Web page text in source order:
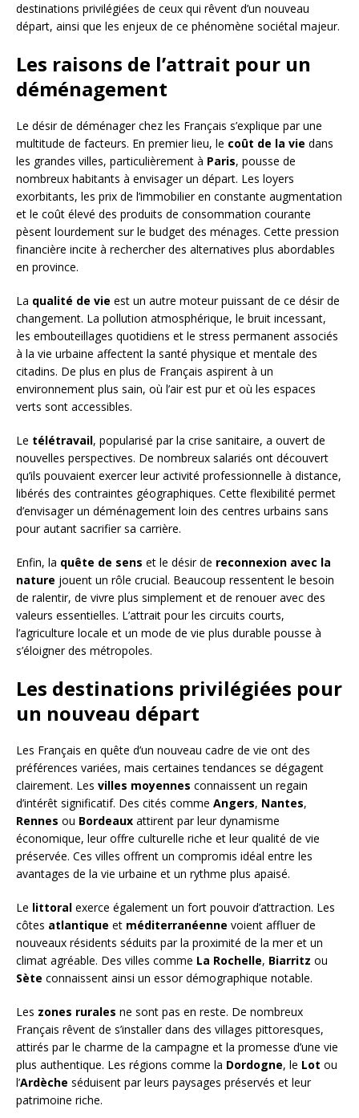
destinations privilégiées de ceux qui rêvent d’un nouveau
départ, ainsi que les enjeux de ce phénomène sociétal majeur.
Les raisons de l’attrait pour un
déménagement
Le désir de déménager chez les Français s’explique par une
multitude de facteurs. En premier lieu, le coût de la vie dans
les grandes villes, particulièrement à Paris, pousse de
nombreux habitants à envisager un départ. Les loyers
exorbitants, les prix de l’immobilier en constante augmentation
et le coût élevé des produits de consommation courante
pèsent lourdement sur le budget des ménages. Cette pression
financière incite à rechercher des alternatives plus abordables
en province.
La qualité de vie est un autre moteur puissant de ce désir de
changement. La pollution atmosphérique, le bruit incessant,
les embouteillages quotidiens et le stress permanent associés
à la vie urbaine affectent la santé physique et mentale des
citadins. De plus en plus de Français aspirent à un
environnement plus sain, où l’air est pur et où les espaces
verts sont accessibles.
Le télétravail, popularisé par la crise sanitaire, a ouvert de
nouvelles perspectives. De nombreux salariés ont découvert
qu’ils pouvaient exercer leur activité professionnelle à distance,
libérés des contraintes géographiques. Cette flexibilité permet
d’envisager un déménagement loin des centres urbains sans
pour autant sacrifier sa carrière.
Enfin, la quête de sens et le désir de reconnexion avec la
nature jouent un rôle crucial. Beaucoup ressentent le besoin
de ralentir, de vivre plus simplement et de renouer avec des
valeurs essentielles. L’attrait pour les circuits courts,
l’agriculture locale et un mode de vie plus durable pousse à
s’éloigner des métropoles.
Les destinations privilégiées pour
un nouveau départ
Les Français en quête d’un nouveau cadre de vie ont des
préférences variées, mais certaines tendances se dégagent
clairement. Les villes moyennes connaissent un regain
d’intérêt significatif. Des cités comme Angers, Nantes,
Rennes ou Bordeaux attirent par leur dynamisme
économique, leur offre culturelle riche et leur qualité de vie
préservée. Ces villes offrent un compromis idéal entre les
avantages de la vie urbaine et un rythme plus apaisé.
Le littoral exerce également un fort pouvoir d’attraction. Les
côtes atlantique et méditerranéenne voient affluer de
nouveaux résidents séduits par la proximité de la mer et un
climat agréable. Des villes comme La Rochelle, Biarritz ou
Sète connaissent ainsi un essor démographique notable.
Les zones rurales ne sont pas en reste. De nombreux
Français rêvent de s’installer dans des villages pittoresques,
attirés par le charme de la campagne et la promesse d’une vie
plus authentique. Les régions comme la Dordogne, le Lot ou
l’Ardèche séduisent par leurs paysages préservés et leur
patrimoine riche.